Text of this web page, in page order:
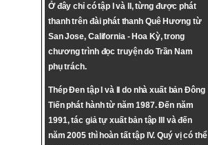
Ở đây chỉ có tập I và II, từng được phát
thanh trên đài phát thanh Quê Hương từ
San Jose, California - Hoa Kỳ, trong
chương trình đọc truyện do Trần Nam
phụ trách.
Thép Đen tập I và II do nhà xuất bản Đông
Tiến phát hành từ năm 1987. Đến năm
1991, tác giả tự xuất bản tập III và đến
năm 2005 thì hoàn tất tập IV. Quý vị có thể